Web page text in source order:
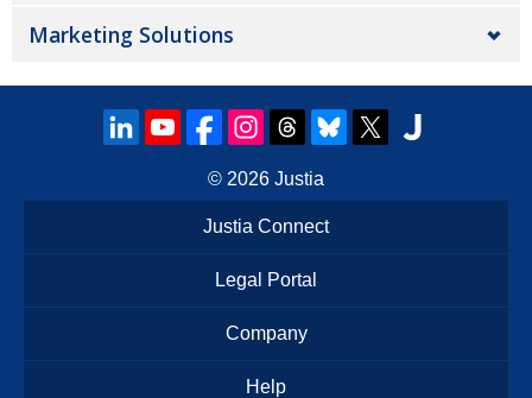
Marketing Solutions
© 2026 Justia
Justia Connect
Legal Portal
Company
Help